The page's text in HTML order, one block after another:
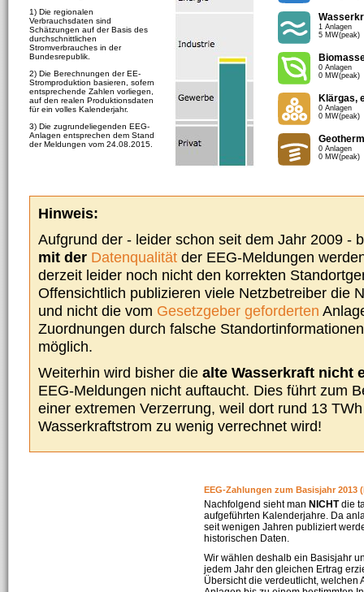
1) Die regionalen
Verbrauchsdaten sind
Schätzungen auf der Basis des
durchschnittlichen
Stromverbrauches in der
Bundesrepublik.
2) Die Berechnungen der EE-
Stromproduktion basieren, sofern
entsprechende Zahlen vorliegen,
auf den realen Produktionsdaten
für ein volles Kalenderjahr.
3) Die zugrundeliegenden EEG-
Anlagen entsprechen dem Stand
der Meldungen vom 24.08.2015.
1 Anlagen
5 MW(peak)
0 Anlagen
0 MW(peak)
Klärgas,
0 Anlagen
0 MW(peak)
0 Anlagen
0 MW(peak)
Hinweis:
Aufgrund der - leider schon seit dem Jahr 2009 -
mit der Datenqualität der EEG-Meldungen
derzeit leider noch nicht den korrekten
Offensichtlich publizieren viele Netzbetreiber die
und nicht die vom Gesetzgeber geforderten
Zuordnungen durch falsche
möglich.
Weiterhin wird bisher die alte Wasserkraft nicht
EEG-Meldungen nicht auftaucht. Dies führt zum
einer extremen Verzerrung, weil dort rund 13
Wasserkraftstrom zu wenig verrechnet wird!
EEG-Zahlungen zum Basisjahr 2013
Nachfolgend sieht man NICHTdie
aufgeführten Kalenderjahre. Da
seit wenigen Jahren publiziert
historischen Daten.
Wir wählen deshalb ein Basisjahr
jedem Jahr den gleichen Ertrag
Übersicht die verdeutlicht, welchen